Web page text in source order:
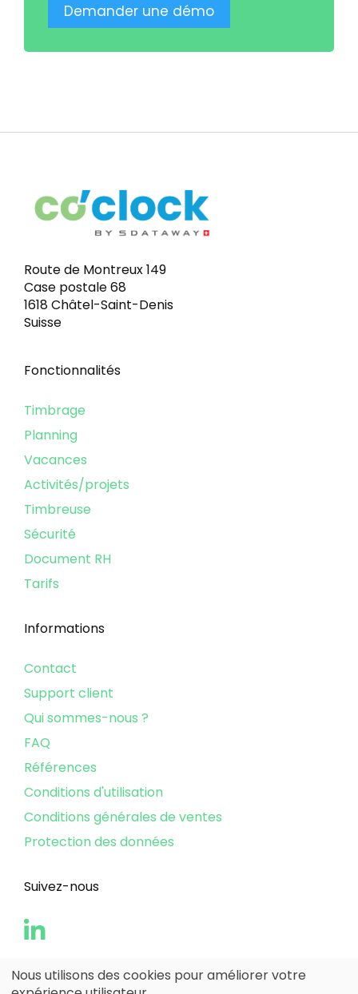
Demander une démo
Route de Montreux 149
Case postale 68
1618 Châtel-Saint-Denis
Suisse
Fonctionnalités
Timbrage
Planning
Vacances
Activités/projets
Timbreuse
Sécurité
Document RH
Tarifs
Informations
Contact
Support client
Qui sommes-nous ?
FAQ
Références
Conditions d'utilisation
Conditions générales de ventes
Protection des données
Suivez-nous
Nous utilisons des cookies pour améliorer votre